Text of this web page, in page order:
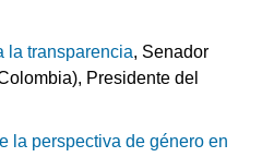
la transparencia, Senador
Presidente del
la perspectiva de género en